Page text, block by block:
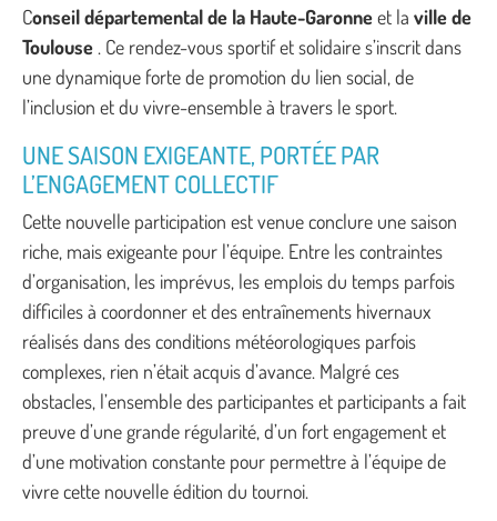
Conseil départemental de la Haute-Garonneet la ville de
Toulouse . Ce rendez-vous sportif et solidaire s’inscrit dans
une dynamique forte de promotion du lien social, de
l’inclusion et du vivre-ensemble à travers le sport.
UNE SAISON EXIGEANTE, PORTÉE PAR
L’ENGAGEMENT COLLECTIF
Cette nouvelle participation est venue conclure une saison
riche, mais exigeante pour l’équipe. Entre les contraintes
d’organisation, les imprévus, les emplois du temps parfois
difficiles à coordonner et des entraînements hivernaux
réalisés dans des conditions météorologiques parfois
complexes, rien n’était acquis d’avance. Malgré ces
obstacles, l’ensemble des participantes et participants a fait
preuve d’une grande régularité, d’un fort engagement et
d’une motivation constante pour permettre à l’équipe de
vivre cette nouvelle édition du tournoi.